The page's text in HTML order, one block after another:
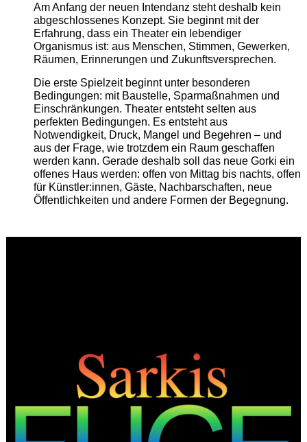
Am Anfang der neuen Intendanz steht deshalb kein
abgeschlossenes Konzept. Sie beginnt mit der
Erfahrung, dass ein Theater ein lebendiger
Organismus ist: aus Menschen, Stimmen, Gewerken,
Räumen, Erinnerungen und Zukunftsversprechen.
Die erste Spielzeit beginnt unter besonderen
Bedingungen: mit Baustelle, Sparmaßnahmen und
Einschränkungen. Theater entsteht selten aus
perfekten Bedingungen. Es entsteht aus
Notwendigkeit, Druck, Mangel und Begehren – und
aus der Frage, wie trotzdem ein Raum geschaffen
werden kann. Gerade deshalb soll das neue Gorki ein
offenes Haus werden: offen von Mittag bis nachts, offen
für Künstler:innen, Gäste, Nachbarschaften, neue
Öffentlichkeiten und andere Formen der Begegnung.